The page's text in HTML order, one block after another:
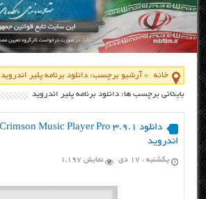
خانه » آرشیو برچسب: دانلود برنامه پلير اندرويد
بایگانی برچسب ها: دانلود برنامه پلير اندرويد
اندروید
یکشنبه ، ۱۷ دی نمایش 1,197